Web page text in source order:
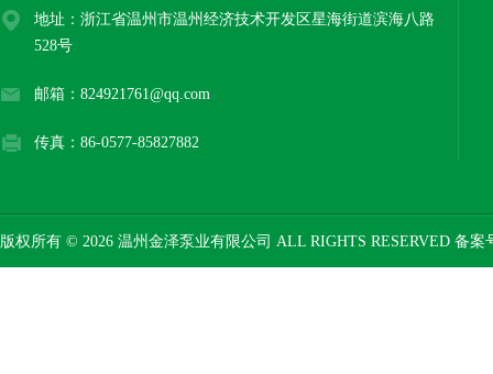
地址：浙江省温州市温州经济技术开发区星海街道滨海八路
528号
邮箱：824921761@qq.com
传真：86-0577-85827882
版权所有 © 2026 温州金泽泵业有限公司 ALL RIGHTS RESERVED 备案